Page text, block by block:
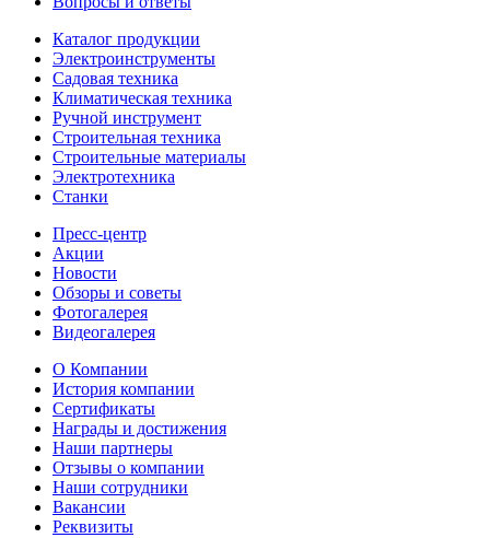
Каталог продукции
Электроинструменты
Садовая техника
Климатическая техника
Ручной инструмент
Строительная техника
Строительные материалы
Электротехника
Станки
Пресс-центр
Акции
Новости
Обзоры и советы
Фотогалерея
Видеогалерея
О Компании
История компании
Сертификаты
Награды и достижения
Наши партнеры
Отзывы о компании
Наши сотрудники
Вакансии
Реквизиты